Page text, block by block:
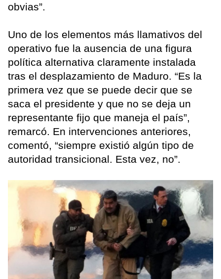
obvias”.
Uno de los elementos más llamativos del
operativo fue la ausencia de una figura
política alternativa claramente instalada
tras el desplazamiento de Maduro. “Es la
primera vez que se puede decir que se
saca el presidente y que no se deja un
representante fijo que maneja el país”,
remarcó. En intervenciones anteriores,
comentó, “siempre existió algún tipo de
autoridad transicional. Esta vez, no”.